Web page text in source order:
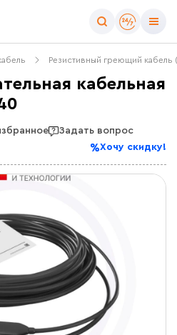
Резистивный греющий
кабельная
Задать вопрос
Хочу скидку!